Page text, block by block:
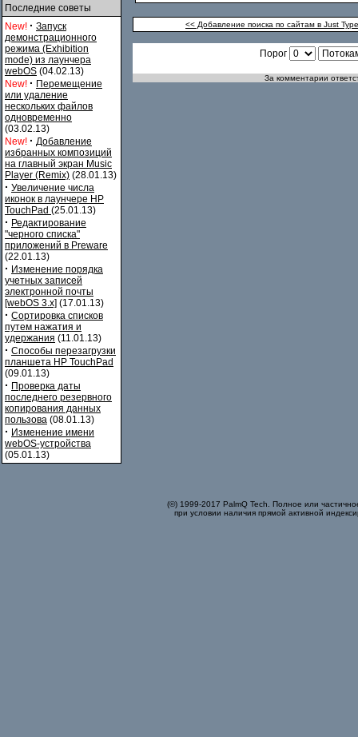
Последние советы
New! · Запуск
демонстрационного
режима (Exhibition
mode) из лаунчера
webOS (04.02.13)
New! · Перемещение
или удаление
нескольких файлов
одновременно
(03.02.13)
New! · Добавление
избранных композиций
на главный экран Music
Player (Remix) (28.01.13)
· Увеличение числа
иконок в лаунчере HP
TouchPad (25.01.13)
· Редактирование
"черного списка"
приложений в Preware
(22.01.13)
· Изменение порядка
учетных записей
электронной почты
[webOS 3.x] (17.01.13)
· Сортировка списков
путем нажатия и
удержания (11.01.13)
· Способы перезагрузки
планшета HP TouchPad
(09.01.13)
· Проверка даты
последнего резервного
копирования данных
пользова (08.01.13)
· Изменение имени
webOS-устройства
(05.01.13)
<< Добавление поиска по сайтам в Just
Порог
За комментарии
(©) 1999-2017 PalmQ Tech. Полное или
при условии наличия прямой активной